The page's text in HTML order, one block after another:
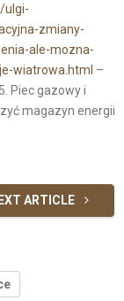
ulgi-
zmiany-
ale-mozna-
wiatrowa.html –
Piec gazowy i
magazyn energii
ARTICLE